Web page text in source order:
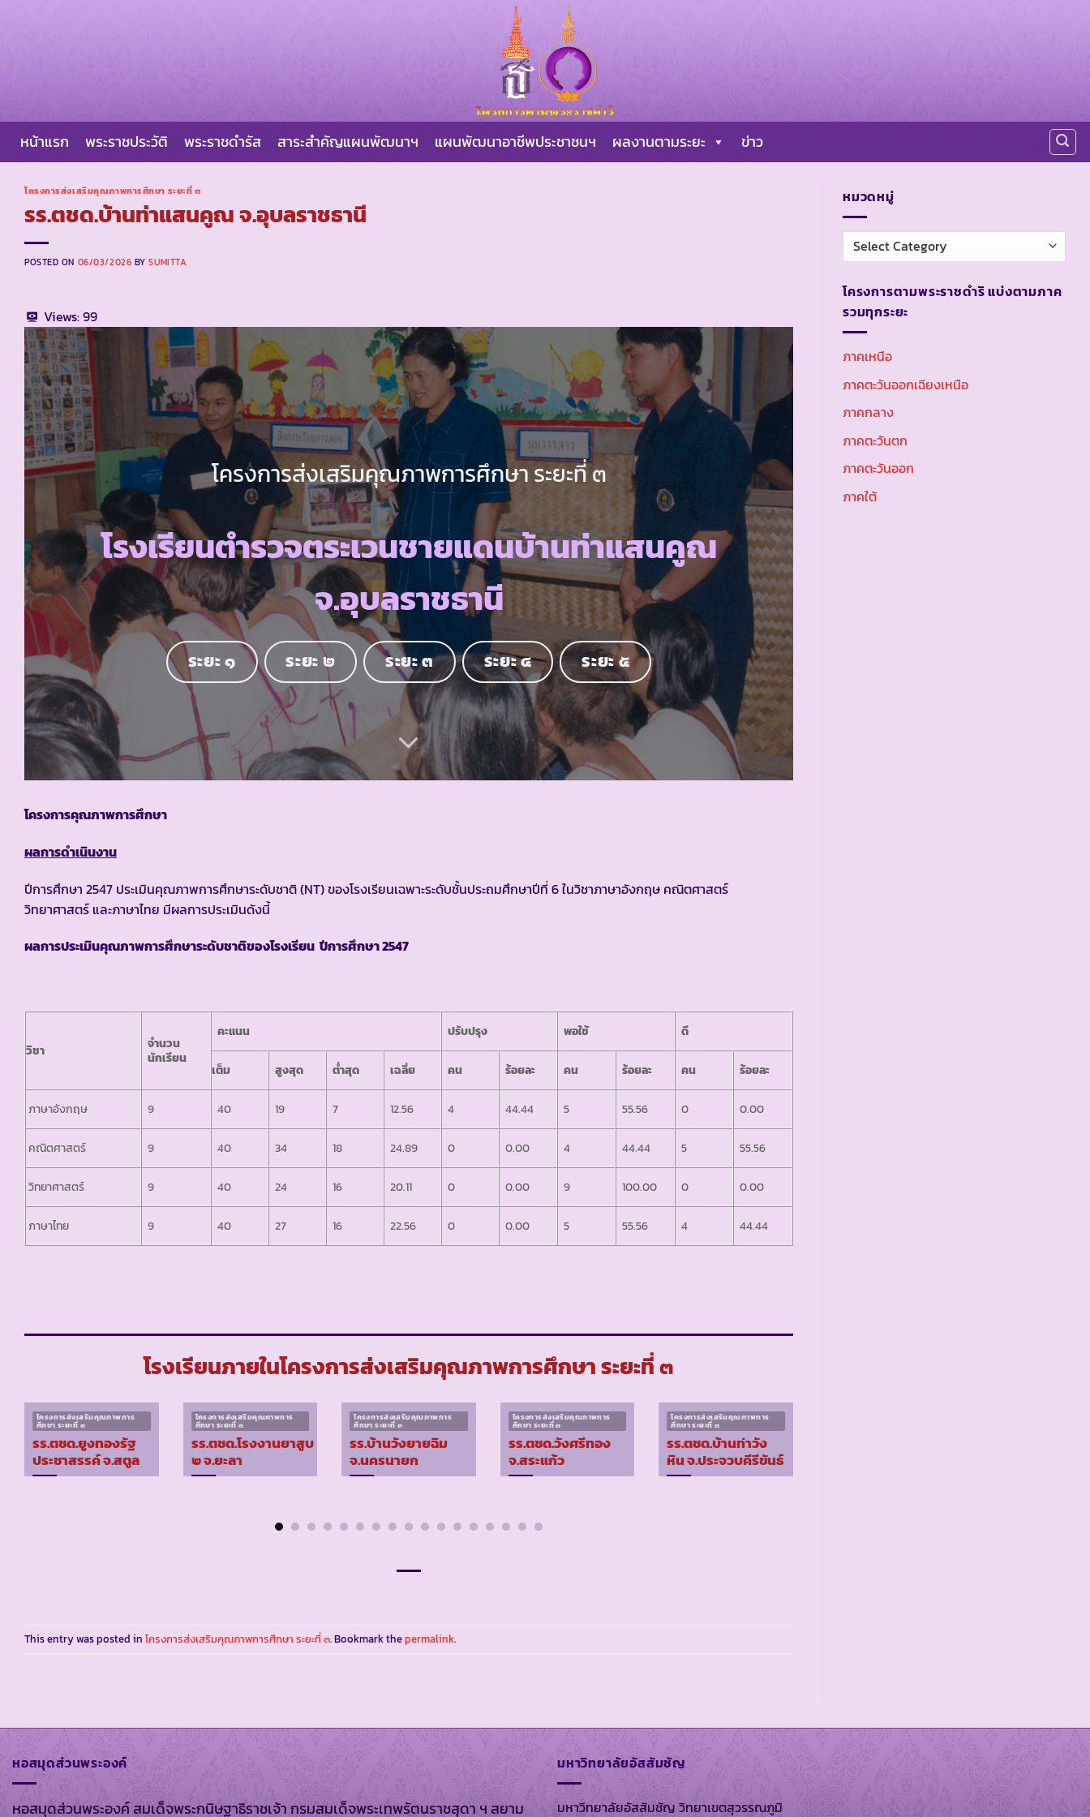
หน้าแรก พระราชประวัติ พระราชดำรัส สาระสำคัญแผนพัฒนาฯ แผนพัฒนาอาชีพประชาชนฯ ผลงานตามระยะ ข่าว
โครงการส่งเสริมคุณภาพการศึกษา ระยะที่ ๓
รร.ตชด.บ้านท่าแสนคูณ จ.อุบลราชธานี
POSTED ON 06/03/2026 BYSUMITTA
Views:99
โครงการส่งเสริมคุณภาพการศึกษา ระยะที่ ๓
โรงเรียนตำรวจตระเวนชายแดนบ้านท่าแสนคูณ
จ.อุบลราชธานี
ระยะ ๑ ระยะ ๒ ระยะ ๓ ระยะ ๔ ระยะ ๕
โครงการคุณภาพการศึกษา
ผลการดำเนินงาน
ปีการศึกษา 2547 ประเมินคุณภาพการศึกษาระดับชาติ (NT) ของโรงเรียนเฉพาะระดับชั้นประถมศึกษาปีที่ 6 ในวิชาภาษาอังกฤษ คณิตศาสตร์
วิทยาศาสตร์ และภาษาไทย มีผลการประเมินดังนี้
ผลการประเมินคุณภาพการศึกษาระดับชาติของโรงเรียน ปีการศึกษา 2547
วิชา
จำนวน
นักเรียน
คะแนน ปรับปรุง พอใช้ ดี
เต็ม สูงสุด ต่ำสุด เฉลี่ย คน ร้อยละ คน ร้อยละ คน ร้อยละ
ภาษาอังกฤษ 9 40 19 7 12.56 4 44.44 5 55.56 0 0.00
คณิตศาสตร์ 9 40 34 18 24.89 0 0.00 4 44.44 5 55.56
วิทยาศาสตร์ 9 40 24 16 20.11 0 0.00 9 100.00 0 0.00
ภาษาไทย 9 40 27 16 22.56 0 0.00 5 55.56 4 44.44
โรงเรียนภายในโครงการส่งเสริมคุณภาพการศึกษา ระยะที่ ๓
โครงการส่งเสริมคุณภาพการ
ศึกษา ระยะที่ ๓
รร.ตชด.ยูงทองรัฐ
ประชาสรรค์ จ.สตูล
โครงการส่งเสริมคุณภาพการ
ศึกษา ระยะที่ ๓
รร.ตชด.โรงงานยาสูบ
๒ จ.ยะลา
โครงการส่งเสริมคุณภาพการ
ศึกษา ระยะที่ ๓
รร.บ้านวังยายฉิม
จ.นครนายก
โครงการส่งเสริมคุณภาพการ
ศึกษา ระยะที่ ๓
รร.ตชด.วังศรีทอง
จ.สระแก้ว
โครงการส่งเสริมคุณภาพการ
ศึกษา ระยะที่ ๓
รร.ตชด.บ้านท่าวัง
หิน จ.ประจวบคีรีขันธ์
This entry was posted in โครงการส่งเสริมคุณภาพการศึกษา ระยะที่ ๓. Bookmark thepermalink.
หมวดหมู่
หมวด
หมู่
โครงการตามพระราชดำริ แบ่งตามภาค
รวมทุกระยะ
ภาคเหนือ
ภาคตะวันออกเฉียงเหนือ
ภาคกลาง
ภาคตะวันตก
ภาคตะวันออก
ภาคใต้
หอสมุดส่วนพระองค์
หอสมุดส่วนพระองค์ สมเด็จพระกนิษฐาธิราชเจ้า กรมสมเด็จพระเทพรัตนราชสุดา ฯ สยาม
มหาวิทยาลัยอัสสัมชัญ
มหาวิทยาลัยอัสสัมชัญ วิทยาเขตสุวรรณภูมิ